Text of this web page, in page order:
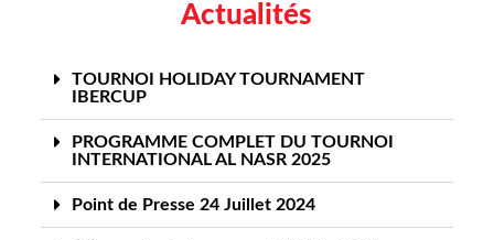
Actualités
TOURNOI HOLIDAY TOURNAMENT
IBERCUP
PROGRAMME COMPLET DU TOURNOI
INTERNATIONAL AL NASR 2025
Point de Presse 24 Juillet 2024